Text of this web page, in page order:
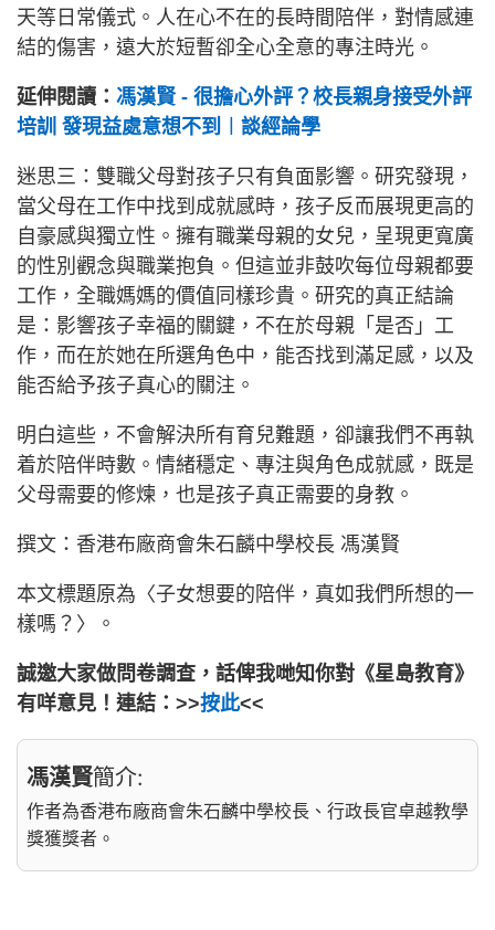
天等日常儀式。人在心不在的長時間陪伴，對情感連
結的傷害，遠大於短暫卻全心全意的專注時光。
延伸閱讀： 馮漢賢 - 很擔心外評？校長親身接受外評
培訓 發現益處意想不到︱談經論學
迷思三：雙職父母對孩子只有負面影響。研究發現，
當父母在工作中找到成就感時，孩子反而展現更高的
自豪感與獨立性。擁有職業母親的女兒，呈現更寬廣
的性別觀念與職業抱負。但這並非鼓吹每位母親都要
工作，全職媽媽的價值同樣珍貴。研究的真正結論
是：影響孩子幸福的關鍵，不在於母親「是否」工
作，而在於她在所選角色中，能否找到滿足感，以及
能否給予孩子真心的關注。
明白這些，不會解決所有育兒難題，卻讓我們不再執
着於陪伴時數。情緒穩定、專注與角色成就感，既是
父母需要的修煉，也是孩子真正需要的身教。
撰文：香港布廠商會朱石麟中學校長 馮漢賢
本文標題原為〈子女想要的陪伴，真如我們所想的一
樣嗎？〉。
誠邀大家做問卷調查，話俾我哋知你對《星島教育》
有咩意見！連結：>>按此<<
馮漢賢簡介:
作者為香港布廠商會朱石麟中學校長、行政長官卓越教學
獎獲獎者。